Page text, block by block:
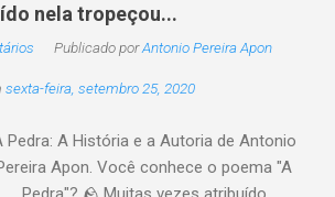
pensamento, mensagem… Sobre uma
postada a cada quinzena. Acima, a
participação na segunda edição dessa
. Segue a sós o caminhante,
itinerante pensador, sob o céu, sobre o
nela tropeçou...
Publicado porAntonio Pereira Apon
sexta-feira, setembro 25, 2020
Pedra: A História e a Autoria de Antonio
Apon. Você conhece o poema "A